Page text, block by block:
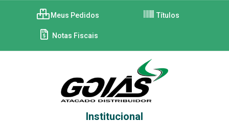
Meus Pedidos Títulos
Notas Fiscais
Institucional